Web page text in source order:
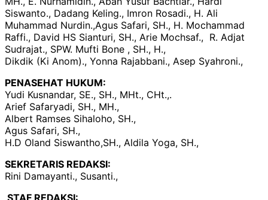
Siswanto., Dadang Keling., Imron Rosadi., H. Ali
Muhammad Nurdin.,Agus Safari, SH., H. Mochammad
Raffi., David HS Sianturi, SH., Arie Mochsaf., R. Adjat
Sudrajat., SPW. Mufti Bone , SH., H.,
Dikdik (Ki Anom)., Yonna Rajabbani., Asep Syahroni.,
PENASEHAT HUKUM:
Yudi Kusnandar, SE., SH., MHt., CHt.,.
Arief Safaryadi, SH., MH.,
Albert Ramses Sihaloho, SH.,
Agus Safari, SH.,
H.D Oland Siswantho,SH., Aldila Yoga, SH.,
SEKRETARIS REDAKSI:
Rini Damayanti., Susanti.,